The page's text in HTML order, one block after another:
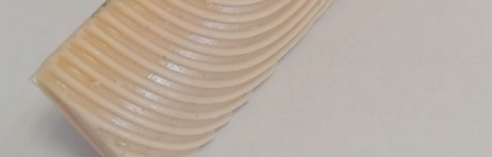
Share